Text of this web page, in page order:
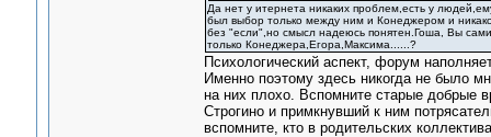
Да нет у итернета никаких проблем,есть у
был выбор только между ним и Конеджером и
без "если",но смысл надеюсь понятен.Гоша, Вы
только Конеджера,Егора,Максима......?
Психологический аспект, форум
Именно поэтому здесь никогда не было
на них плохо. Вспомните старые добрые
Строгино и примкнувший к ним
вспомните, кто в родительских